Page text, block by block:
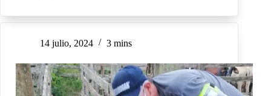
14 julio, 2024 3 mins